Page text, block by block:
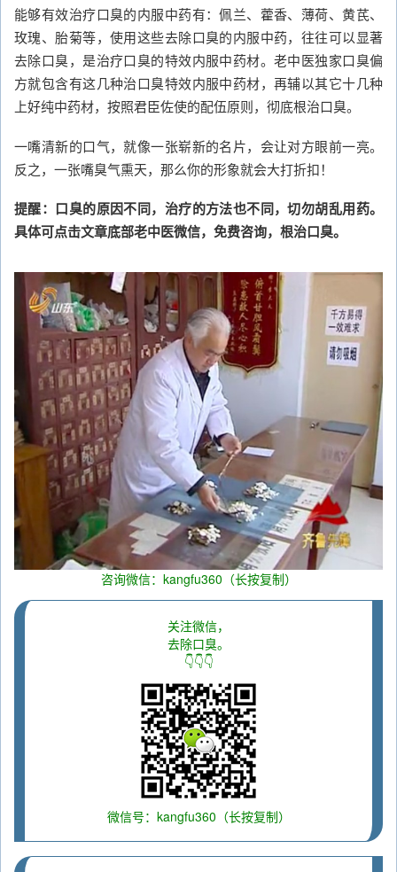
能够有效治疗口臭的内服中药有：佩兰、藿香、薄荷、黄芪、
玫瑰、胎菊等，使用这些去除口臭的内服中药，往往可以显著
去除口臭，是治疗口臭的特效内服中药材。老中医独家口臭偏
方就包含有这几种治口臭特效内服中药材，再辅以其它十几种
上好纯中药材，按照君臣佐使的配伍原则，彻底根治口臭。
一嘴清新的口气，就像一张崭新的名片，会让对方眼前一亮。
反之，一张嘴臭气熏天，那么你的形象就会大打折扣！
提醒：口臭的原因不同，治疗的方法也不同，切勿胡乱用药。
具体可点击文章底部老中医微信，免费咨询，根治口臭。
咨询微信：kangfu360（长按复制）
关注微信，
去除口臭。
👇👇👇
微信号：kangfu360（长按复制）